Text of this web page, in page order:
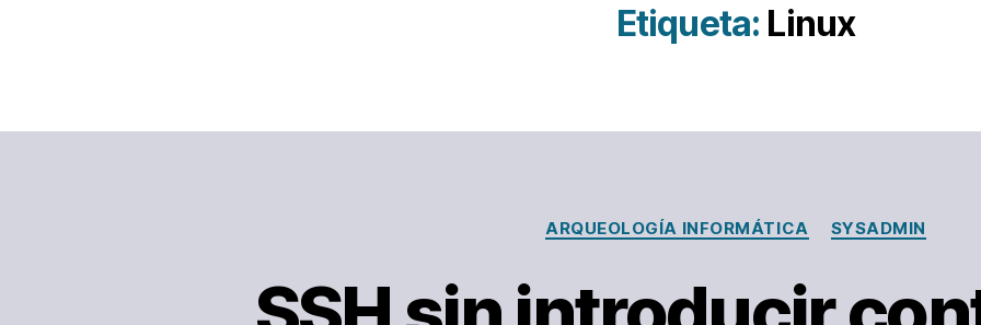
Etiqueta: Linux
Categorías
ARQUEOLOGÍA INFORMÁTICA SYSADMIN